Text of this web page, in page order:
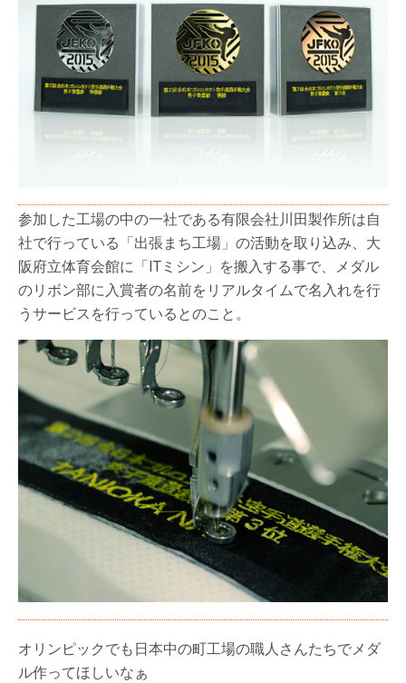
参加した工場の中の一社である有限会社川田製作所は自
社で行っている「出張まち工場」の活動を取り込み、大
阪府立体育会館に「ITミシン」を搬入する事で、メダル
のリボン部に入賞者の名前をリアルタイムで名入れを行
うサービスを行っているとのこと。
オリンピックでも日本中の町工場の職人さんたちでメダ
ル作ってほしいなぁ